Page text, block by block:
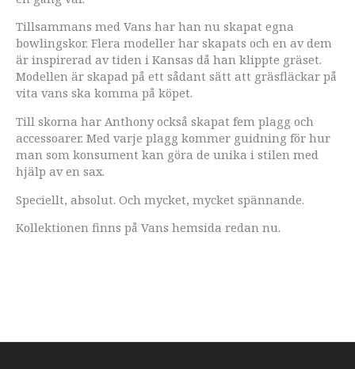
Tillsammans med Vans har han nu skapat egna
bowlingskor. Flera modeller har skapats och en av dem
är inspirerad av tiden i Kansas då han klippte gräset.
Modellen är skapad på ett sådant sätt att gräsfläckar på
vita vans ska komma på köpet.
Till skorna har Anthony också skapat fem plagg och
accessoarer. Med varje plagg kommer guidning för hur
man som konsument kan göra de unika i stilen med
hjälp av en sax.
Speciellt, absolut. Och mycket, mycket spännande.
Kollektionen finns på Vans hemsida redan nu.